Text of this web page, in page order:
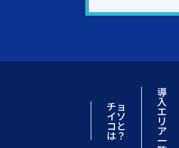
チョ
イソ
コと
は？
導
入
エ
リ
ア
一